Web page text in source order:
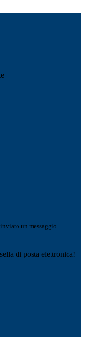
un messaggio
di posta elettronica!